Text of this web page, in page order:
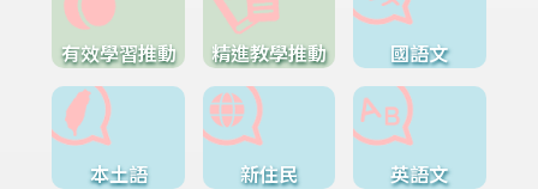
有效學習推動 精進教學推動 國語文
本土語 新住民 英語文